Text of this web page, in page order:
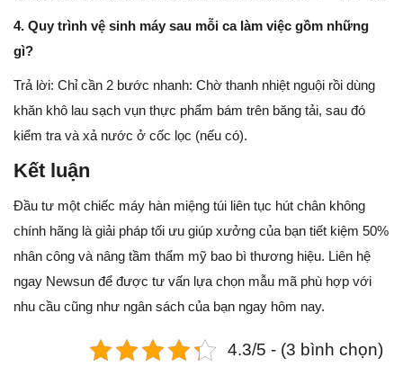
4. Quy trình vệ sinh máy sau mỗi ca làm việc gồm những
gì?
Trả lời: Chỉ cần 2 bước nhanh: Chờ thanh nhiệt nguội rồi dùng
khăn khô lau sạch vụn thực phẩm bám trên băng tải, sau đó
kiểm tra và xả nước ở cốc lọc (nếu có).
Kết luận
Đầu tư một chiếc máy hàn miệng túi liên tục hút chân không
chính hãng là giải pháp tối ưu giúp xưởng của bạn tiết kiệm 50%
nhân công và nâng tầm thẩm mỹ bao bì thương hiệu. Liên hệ
ngay Newsun để được tư vấn lựa chọn mẫu mã phù hợp với
nhu cầu cũng như ngân sách của bạn ngay hôm nay.
4.3/5 - (3 bình chọn)